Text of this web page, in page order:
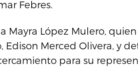
Febres.
Mayra López Mulero,
Merced Olivera, y
para su